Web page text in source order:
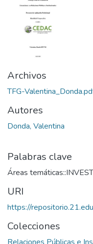
Archivos
TFG-
Autores
Donda, Valentina
Palabras clave
Áreas
URI
https://
Colecciones